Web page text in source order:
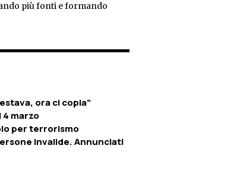
più fonti e formando
ora ci copia”
4 marzo
per terrorismo
invalide. Annunciati